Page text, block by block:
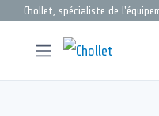
Chollet, spécialiste de